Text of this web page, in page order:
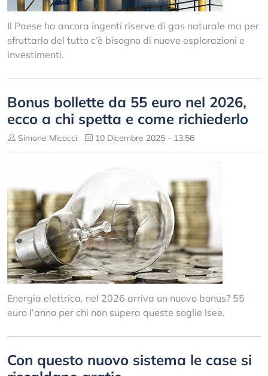
Il Paese ha ancora ingenti riserve di gas naturale ma per
sfruttarlo del tutto c’è bisogno di nuove esplorazioni e
investimenti.
Bonus bollette da 55 euro nel 2026,
ecco a chi spetta e come richiederlo
Simone Micocci 10 Dicembre 2025 - 13:56
Energia elettrica, nel 2026 arriva un nuovo bonus? 55
euro l’anno per chi non supera queste soglie Isee.
Con questo nuovo sistema le case si